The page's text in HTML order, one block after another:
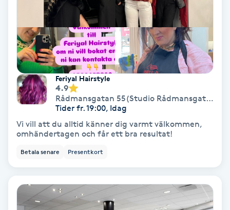
Föning
Gel naglar
Gellack med förstärkning
Gravidmassage
Feriyal Hairstyle
4.9
Rådmansgatan 55(Studio Rådmansgatan 55)
Tider fr. 19:00, Idag
Vi vill att du alltid känner dig varmt välkommen,
omhändertagen och får ett bra resultat!
Betala senare Presentkort